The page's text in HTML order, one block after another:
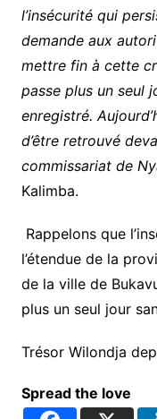
l’insécurité qui
demande aux
mettre fin à cette
passe plus un seul
enregistré.
d’être retrouvé
commissariat de
Kalimba.
Rappelons que
l’étendue de la
de la ville de
plus un seul jour
Trésor Wilondja
Spread the love